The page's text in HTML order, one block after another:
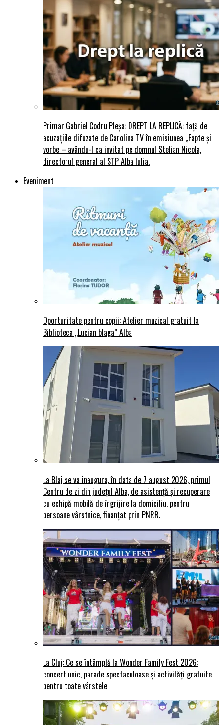
Primar Gabriel Codru Pleșa: DREPT LA REPLICĂ: față de
acuzațiile difuzate de Carolina TV în emisiunea ,,Fapte și
vorbe – avându-l ca invitat pe domnul Stelian Nicola,
directorul general al STP Alba Iulia.
Eveniment
Oportunitate pentru copii: Atelier muzical gratuit la
Biblioteca „Lucian blaga” Alba
La Blaj se va inaugura, în data de 7 august 2026, primul
Centru de zi din județul Alba, de asistență și recuperare
cu echipă mobilă de îngrijire la domiciliu, pentru
persoane vârstnice, finanțat prin PNRR.
La Cluj: Ce se întâmplă la Wonder Family Fest 2026:
concert unic, parade spectaculoase și activități gratuite
pentru toate vârstele